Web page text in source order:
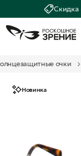
Скидка
очки
Новинка